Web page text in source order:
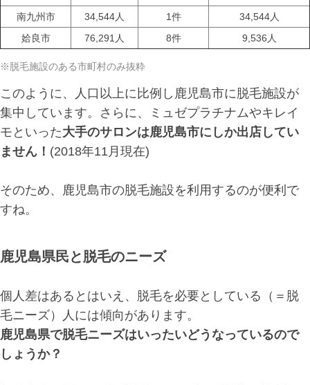
南九州市
34,544人 1件
34,544人
姶良市
76,291人 8件 9,536人
※脱毛施設のある市町村のみ抜粋
このように、人口以上に比例し鹿児島市に脱毛施設が
集中しています。さらに、ミュゼプラチナムやキレイ
モといった大手のサロンは鹿児島市にしか出店してい
ません！ (2018年11月現在)
そのため、鹿児島市の脱毛施設を利用するのが便利で
すね。
鹿児島県民と脱毛のニーズ
個人差はあるとはいえ、脱毛を必要としている（＝脱
毛ニーズ）人には傾向があります。
鹿児島県で脱毛ニーズはいったいどうなっているので
しょうか？